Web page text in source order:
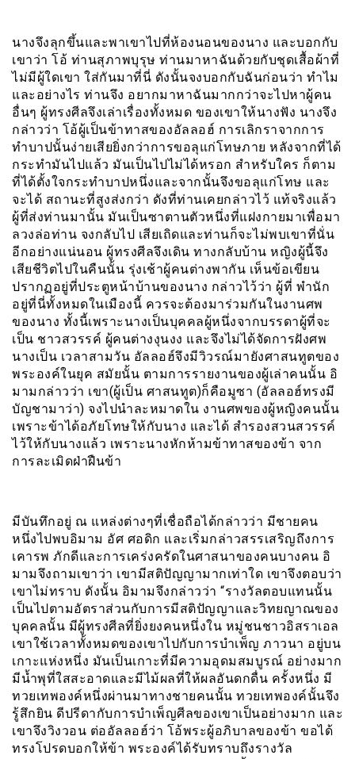
นางจึงลุกขึ้นและพาเขาไปที่ห้องนอนของนาง และบอกกับ
เขาว่า โอ้ ท่านสุภาพบุรุษ ท่านมาหาฉันด้วยกับชุดเสื้อผ้าที่
ไม่มีผู้ใดเขา ใส่กันมาที่นี่ ดังนั้นจงบอกกับฉันก่อนว่า ทำไม
และอย่างไร ท่านจึง อยากมาหาฉันมากกว่าจะไปหาผู้คน
อื่นๆ ผู้ทรงศีลจึงเล่าเรื่องทั้งหมด ของเขาให้นางฟัง นางจึง
กล่าวว่า โอ้ผู้เป็นข้าทาสของอัลลอฮ์ การเลิกราจากการ
ทำบาปนั้นง่ายเสียยิ่งกว่าการขอลุแก่โทษภาย หลังจากที่ได้
กระทำมันไปแล้ว มันเป็นไปไม่ได้หรอก สำหรับใคร ก็ตาม
ที่ได้ตั้งใจกระทำบาปหนึ่งและจากนั้นจึงขอลุแก่โทษ และ
จะได้ สถานะที่สูงส่งกว่า ดังที่ท่านเคยกล่าวไว้ แท้จริงแล้ว
ผู้ที่ส่งท่านมานั้น มันเป็นซาตานตัวหนึ่งที่แฝงกายมาเพื่อมา
ลวงล่อท่าน จงกลับไป เสียเถิดและท่านก็จะไม่พบเขาที่นั่น
อีกอย่างแน่นอน ผู้ทรงศีลจึงเดิน ทางกลับบ้าน หญิงผู้นี้จึง
เสียชีวิตไปในคืนนั้น รุ่งเช้าผู้คนต่างพากัน เห็นข้อเขียน
ปรากฏอยู่ที่ประตูหน้าบ้านของนาง กล่าวไว้ว่า ผู้ที่ พำนัก
อยู่ที่นี่ทั้งหมดในเมืองนี้ ควรจะต้องมาร่วมกันในงานศพ
ของนาง ทั้งนี้เพราะนางเป็นบุคคลผู้หนึ่งจากบรรดาผู้ที่จะ
เป็น ชาวสวรรค์ ผู้คนต่างงุนงง และจึงไม่ได้จัดการฝังศพ
นางเป็น เวลาสามวัน อัลลอฮ์จึงมีวิวรณ์มายังศาสนทูตของ
พระองค์ในยุค สมัยนั้น ตามการรายงานของผู้เล่าคนนั้น อิ
มามกล่าวว่า เขา(ผู้เป็น ศาสนทูต)ก็คือมูซา (อัลลอฮ์ทรงมี
บัญชามาว่า) จงไปนำละหมาดใน งานศพของผู้หญิงคนนั้น
เพราะข้าได้อภัยโทษให้กับนาง และได้ สำรองสวนสวรรค์
ไว้ให้กับนางแล้ว เพราะนางหักห้ามข้าทาสของข้า จาก
การละเมิดฝ่าฝืนข้า
มีบันทึกอยู่ ณ แหล่งต่างๆที่เชื่อถือได้กล่าวว่า มีชายคน
หนึ่งไปพบอิมาม อัศ ศอดิก และเริ่มกล่าวสรรเสริญถึงการ
เคารพ ภักดีและการเคร่งครัดในศาสนาของคนบางคน อิ
มามจึงถามเขาว่า เขามีสติปัญญามากเท่าใด เขาจึงตอบว่า
เขาไม่ทราบ ดังนั้น อิมามจึงกล่าวว่า “รางวัลตอบแทนนั้น
เป็นไปตามอัตราส่วนกับการมีสติปัญญาและวิทยญาณของ
บุคคลนั้น มีผู้ทรงศีลที่ยิ่งยงคนหนึ่งใน หมู่ชนชาวอิสราเอล
เขาใช้เวลาทั้งหมดของเขาไปกับการบำเพ็ญ ภาวนา อยู่บน
เกาะแห่งหนึ่ง มันเป็นเกาะที่มีความอุดมสมบูรณ์ อย่างมาก
มีน้ำพุที่ใสสะอาดและมีไม้ผลที่ให้ผลอันดกดื่น ครั้งหนึ่ง มี
ทวยเทพองค์หนึ่งผ่านมาทางชายคนนั้น ทวยเทพองค์นั้นจึง
รู้สึกยิน ดีปรีดากับการบำเพ็ญศีลของเขาเป็นอย่างมาก และ
เขาจึงวิงวอน ต่ออัลลอฮ์ว่า โอ้พระผู้อภิบาลของข้า ขอได้
ทรงโปรดบอกให้ข้า พระองค์ได้รับทราบถึงรางวัล